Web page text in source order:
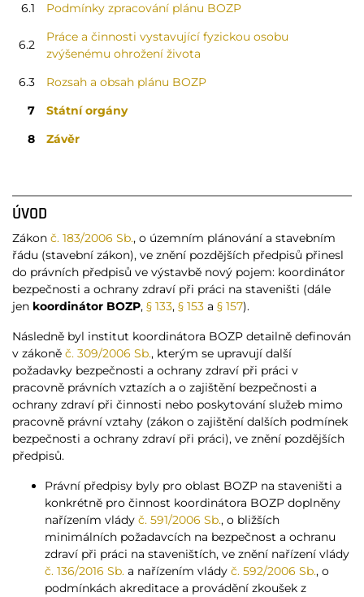
6.1
Podmínky zpracování plánu BOZP
6.2
Práce a činnosti vystavující fyzickou osobu
zvýšenému ohrožení života
6.3
Rozsah a obsah plánu BOZP
7
Státní orgány
8
Závěr
ÚVOD
Zákon č. 183/2006 Sb., o územním plánování a stavebním
řádu (stavební zákon), ve znění pozdějších předpisů přinesl
do právních předpisů ve výstavbě nový pojem: koordinátor
bezpečnosti a ochrany zdraví při práci na staveništi (dále
jen koordinátor BOZP, § 133, § 153 a § 157).
Následně byl institut koordinátora BOZP detailně definován
v zákoně č. 309/2006 Sb., kterým se upravují další
požadavky bezpečnosti a ochrany zdraví při práci v
pracovně právních vztazích a o zajištění bezpečnosti a
ochrany zdraví při činnosti nebo poskytování služeb mimo
pracovně právní vztahy (zákon o zajištění dalších podmínek
bezpečnosti a ochrany zdraví při práci), ve znění pozdějších
předpisů.
Právní předpisy byly pro oblast BOZP na staveništi a
konkrétně pro činnost koordinátora BOZP doplněny
nařízením vlády č. 591/2006 Sb., o bližších
minimálních požadavcích na bezpečnost a ochranu
zdraví při práci na staveništích, ve znění nařízení vlády
č. 136/2016 Sb. a nařízením vlády č. 592/2006 Sb., o
podmínkách akreditace a provádění zkoušek z